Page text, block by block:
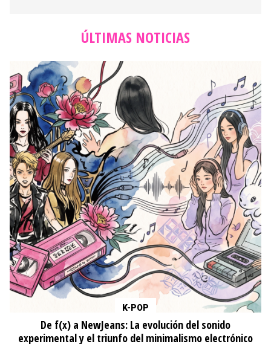
ÚLTIMAS NOTICIAS
K-POP
De f(x) a NewJeans: La evolución del sonido
experimental y el triunfo del minimalismo electrónico